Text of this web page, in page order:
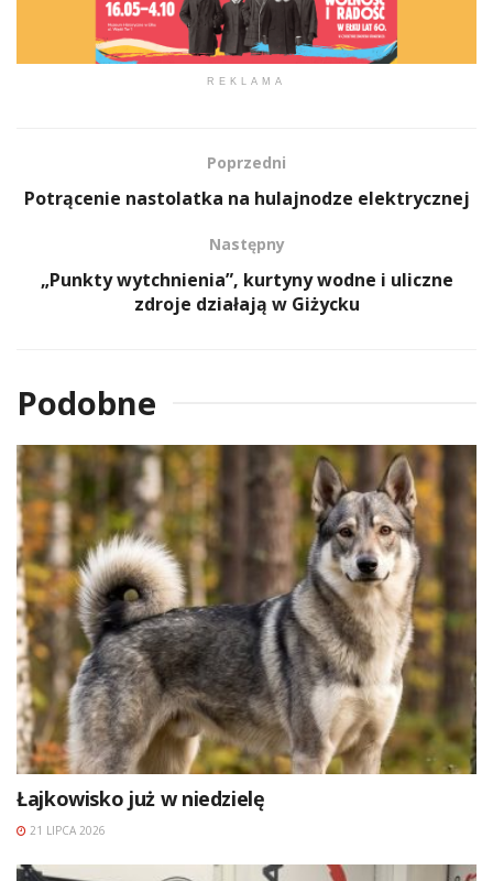
REKLAMA
Poprzedni
Potrącenie nastolatka na hulajnodze elektrycznej
Następny
„Punkty wytchnienia”, kurtyny wodne i uliczne
zdroje działają w Giżycku
Podobne
Łajkowisko już w niedzielę
21 LIPCA 2026